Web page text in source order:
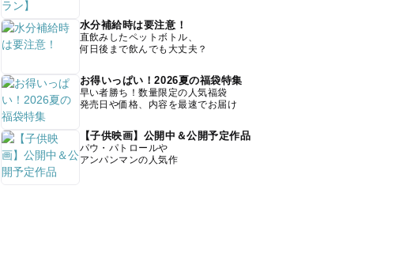
水分補給時は要注意！
直飲みしたペットボトル、
何日後まで飲んでも大丈夫？
お得いっぱい！2026夏の福袋特集
早い者勝ち！数量限定の人気福袋
発売日や価格、内容を最速でお届け
【子供映画】公開中＆公開予定作品
パウ・パトロールや
アンパンマンの人気作